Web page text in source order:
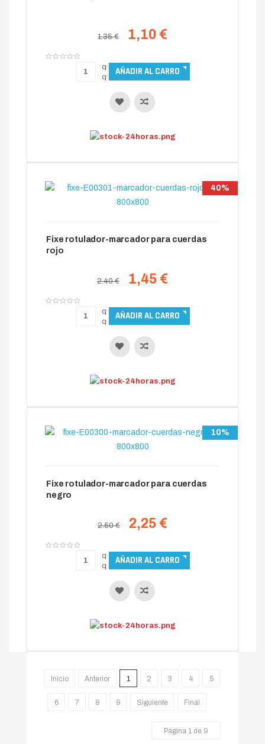
1.35 € 1,10 €
40%
Fixe rotulador-marcador para cuerdas
rojo
2.40 € 1,45 €
10%
Fixe rotulador-marcador para cuerdas
negro
2.50 € 2,25 €
Inicio Anterior 1 2 3 4 5
6 7 8 9 Siguiente Final
Página 1 de 9